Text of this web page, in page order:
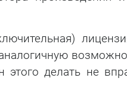
делать не